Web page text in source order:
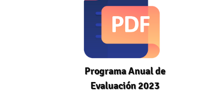
Programa Anual de
Evaluación 2023